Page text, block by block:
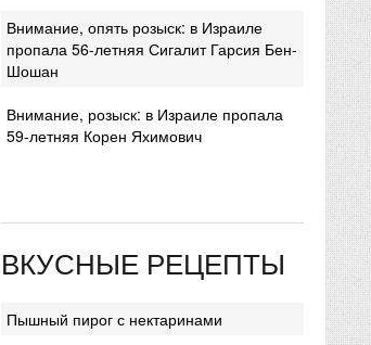
Внимание, опять розыск: в Израиле
пропала 56-летняя Сигалит Гарсия Бен-
Шошан
Внимание, розыск: в Израиле пропала
59-летняя Корен Яхимович
ВКУСНЫЕ РЕЦЕПТЫ
Пышный пирог с нектаринами